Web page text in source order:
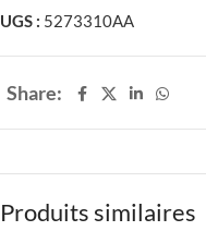
UGS : 5273310AA
Share:
Produits similaires